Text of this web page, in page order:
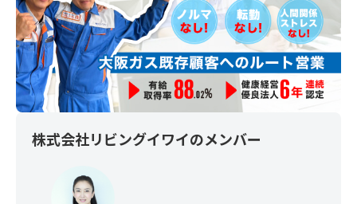
株式会社リビングイワイのメンバー